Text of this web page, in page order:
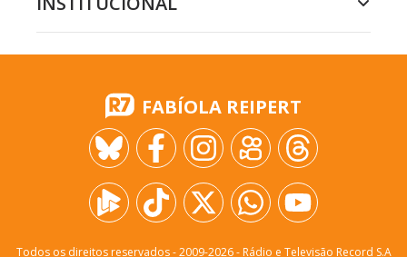
FABÍOLA REIPERT
Todos os direitos reservados - 2009-2026- Rádio e Televisão Record S.A